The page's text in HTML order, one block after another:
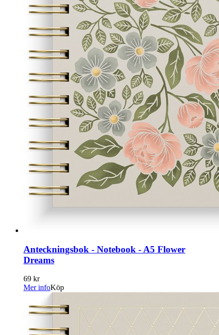
Anteckningsbok - Notebook - A5 Flower
Dreams
69 kr
Mer infoKöp